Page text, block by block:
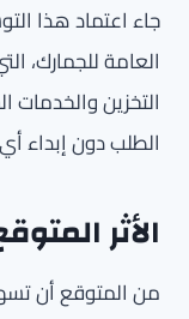
جاء اعتماد هذا
العامة للجمارك،
التخزين
الطلب دون إبداء
الأثر
من المتوقع أن